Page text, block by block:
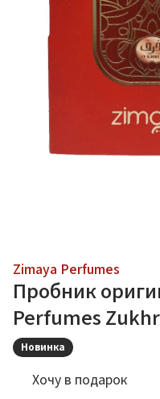
Zimaya Perfumes
Пробник
Perfumes
Новинка
Хочу в подарок